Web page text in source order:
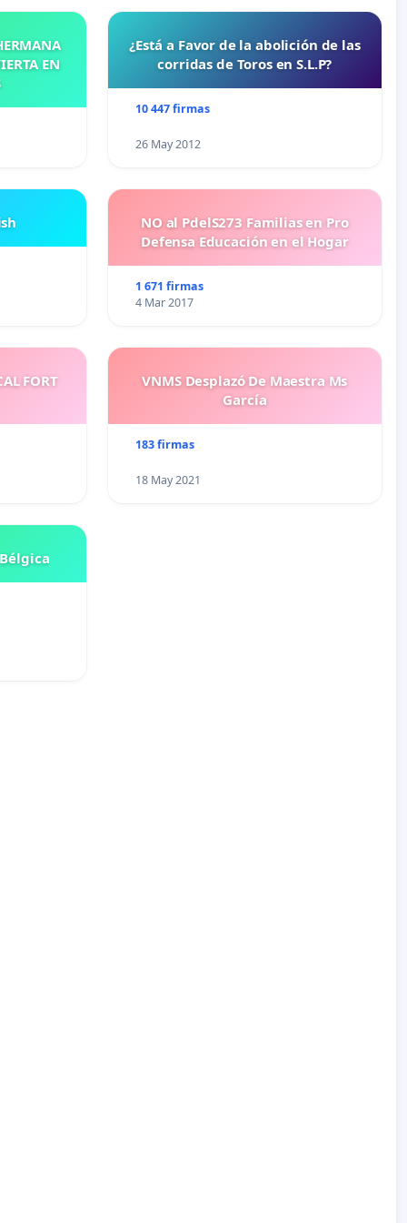
EN
¿Está a Favor de la abolición de las
corridas de Toros en S.L.P?
10 447 firmas
26 May 2012
NO al PdelS273 Familias en Pro
Defensa Educación en el Hogar
1 671 firmas
4 Mar 2017
FORT
VNMS Desplazó De Maestra Ms
García
183 firmas
18 May 2021